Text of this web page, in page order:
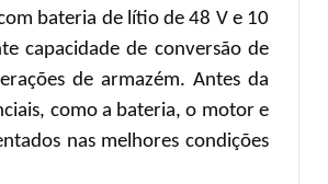
bateria de lítio de 48 V e 10
capacidade de conversão de
de armazém. Antes da
como a bateria, o motor e
nas melhores condições